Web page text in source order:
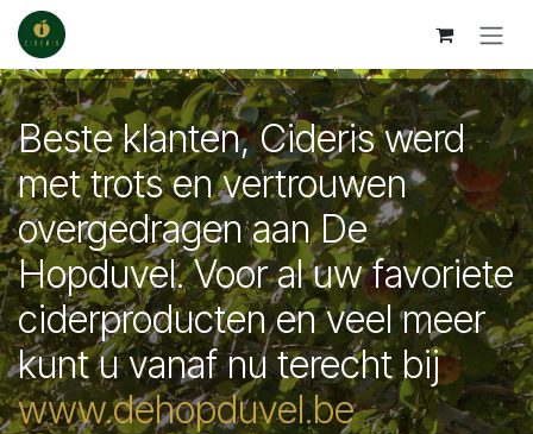
Skip to Content
Beste klanten, Cideris werd
met trots en vertrouwen
overgedragen aan De
Hopduvel. Voor al uw favoriete
ciderproducten en veel meer
kunt u vanaf nu terecht bij
www.dehopduvel.be